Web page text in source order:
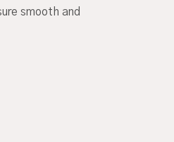
smooth and